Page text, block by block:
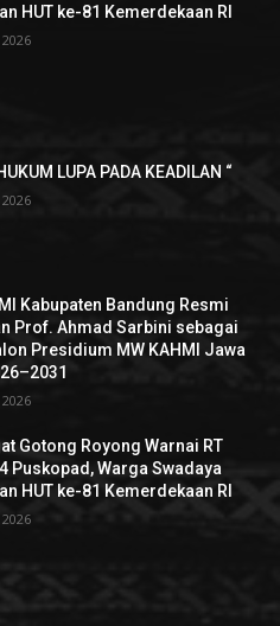
HUT ke-81 Kemerdekaan RI
LUPA PADA KEADILAN “
Kabupaten Bandung Resmi
Prof. Ahmad Sarbini sebagai
Presidium MW KAHMI Jawa
Gotong Royong Warnai RT
Puskopad, Warga Swadaya
HUT ke-81 Kemerdekaan RI